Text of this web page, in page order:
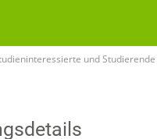
und Studierende